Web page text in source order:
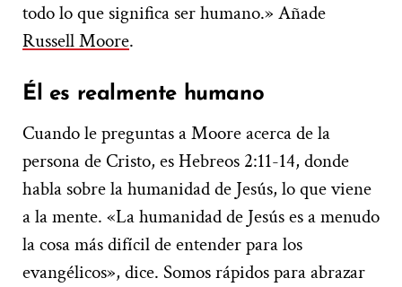
todo lo que significa ser humano.» Añade
Russell Moore.
Él es realmente humano
Cuando le preguntas a Moore acerca de la
persona de Cristo, es Hebreos 2:11-14, donde
habla sobre la humanidad de Jesús, lo que viene
a la mente. «La humanidad de Jesús es a menudo
la cosa más difícil de entender para los
evangélicos», dice. Somos rápidos para abrazar